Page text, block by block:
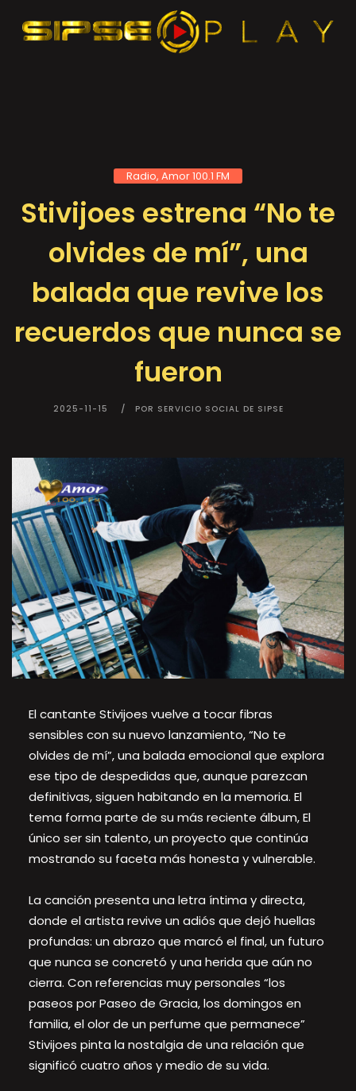
Radio, Amor 100.1 FM
Stivijoes estrena “No te
olvides de mí”, una
balada que revive los
recuerdos que nunca se
fueron
2025-11-15 POR SERVICIO SOCIAL DE SIPSE
El cantante Stivijoes vuelve a tocar fibras
sensibles con su nuevo lanzamiento, “No te
olvides de mí”, una balada emocional que explora
ese tipo de despedidas que, aunque parezcan
definitivas, siguen habitando en la memoria. El
tema forma parte de su más reciente álbum, El
único ser sin talento, un proyecto que continúa
mostrando su faceta más honesta y vulnerable.
La canción presenta una letra íntima y directa,
donde el artista revive un adiós que dejó huellas
profundas: un abrazo que marcó el final, un futuro
que nunca se concretó y una herida que aún no
cierra. Con referencias muy personales “los
paseos por Paseo de Gracia, los domingos en
familia, el olor de un perfume que permanece”
Stivijoes pinta la nostalgia de una relación que
significó cuatro años y medio de su vida.